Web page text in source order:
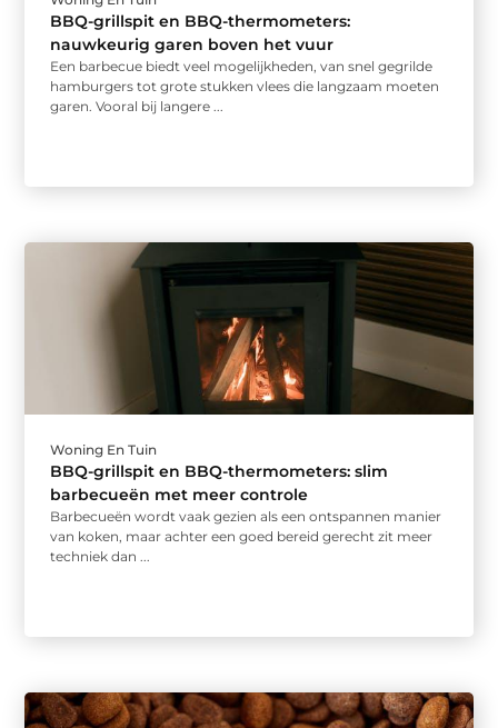
BBQ-grillspit en BBQ-thermometers:
nauwkeurig garen boven het vuur
Een barbecue biedt veel mogelijkheden, van snel gegrilde
hamburgers tot grote stukken vlees die langzaam moeten
garen. Vooral bij langere ...
Woning En Tuin
BBQ-grillspit en BBQ-thermometers: slim
barbecueën met meer controle
Barbecueën wordt vaak gezien als een ontspannen manier
van koken, maar achter een goed bereid gerecht zit meer
techniek dan ...